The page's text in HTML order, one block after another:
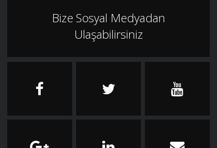
Bize Sosyal Medyadan
Ulaşabilirsiniz